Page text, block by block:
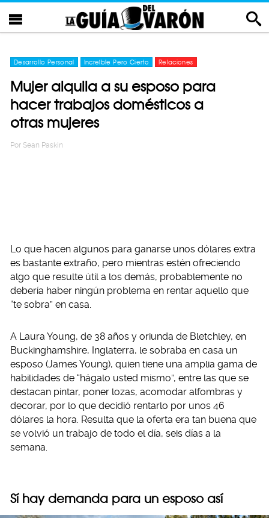
Desarrollo Personal Increíble Pero Cierto Relaciones
Mujer alquila a su esposo para
hacer trabajos domésticos a
otras mujeres
Por Sean Paskin
Lo que hacen algunos para ganarse unos dólares extra
es bastante extraño, pero mientras estén ofreciendo
algo que resulte útil a los demás, probablemente no
debería haber ningún problema en rentar aquello que
“te sobra” en casa.
A Laura Young, de 38 años y oriunda de Bletchley, en
Buckinghamshire, Inglaterra, le sobraba en casa un
esposo (James Young), quien tiene una amplia gama de
habilidades de “hágalo usted mismo”, entre las que se
destacan pintar, poner lozas, acomodar alfombras y
decorar, por lo que decidió rentarlo por unos 46
dólares la hora. Resulta que la oferta era tan buena que
se volvió un trabajo de todo el día, seis días a la
semana.
Sí hay demanda para un esposo así